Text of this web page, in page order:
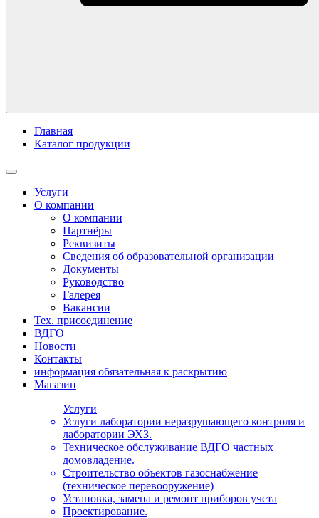
Главная
Каталог продукции
Услуги
О компании
О компании
Партнёры
Реквизиты
Сведения об образовательной организации
Документы
Руководство
Галерея
Вакансии
Тех. присоединение
ВДГО
Новости
Контакты
информация обязательная к раскрытию
Магазин
Услуги
Услуги лаборатории неразрушающего контроля и
лаборатории ЭХЗ.
Техническое обслуживание ВДГО частных
домовладение.
Строительство объектов газоснабжение
(техническое перевооружение)
Установка, замена и ремонт приборов учета
Проектирование.